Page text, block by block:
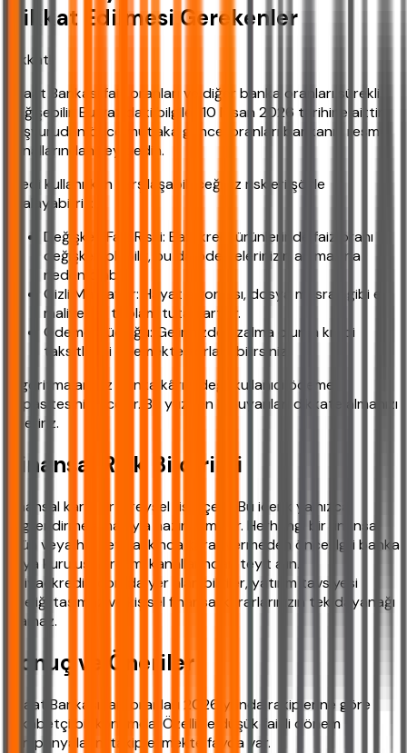
Dikkat Edilmesi Gerekenler
Dikkat!
Ziraat Bankası faiz oranları ve diğer banka oranları sürekli
değişebilir. Bu yazıdaki bilgiler 10 Nisan 2026 tarihine aittir.
Başvurudan önce mutlaka güncel oranları bankanın resmi
kanallarından teyit edin.
Kredi kullanırken karşılaşabileceğiniz riskleri şöyle
sıralayabiliriz:
Değişken Faiz Riski: Bazı kredi ürünlerinde faiz oranı
değişken olabilir, bu da ödemelerinizin artmasına
neden olabilir.
Gizli Masraflar: Hayat sigortası, dosya masrafı gibi ek
maliyetler toplam tutarı artırır.
Ödeme Güçlüğü: Gelirinizde azalma olursa kredi
taksitlerini ödemekte zorlanabilirsiniz.
Algoritmalarımız banka kârını değil kullanıcı ödeme
kapasitesini önceler. Bu yüzden bu uyarıları dikkate almanızı
öneririz.
Finansal Risk Bildirimi
Finansal kararlar bireysel risk içerir. Bu içerik yalnızca
bilgilendirme amacıyla hazırlanmıştır. Herhangi bir finansal
ürün veya hizmet hakkında karar vermeden önce İlgili banka
veya kuruluşun resmi kanallarından teyit alın.
ihtiyackredisi.com'da yer alan bilgiler, yatırım tavsiyesi
niteliği taşımaz ve kişisel finansal kararlarınızın tek dayanağı
olamaz.
Sonuç ve Öneriler
Ziraat Bankası faiz oranları 2026 yılında rakiplerine göre
rekabetçi bir konumda. Özellikle düşük faizli dönem
kampanyalarını takip etmekte fayda var.